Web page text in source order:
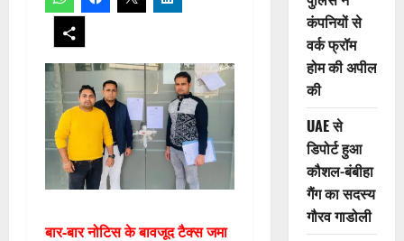
बार-बार नोटिस के बावजूद टैक्स जमा
कंपनियों से
वर्क फ्रॉम
होम की अपील
की
UAE से
डिपोर्ट हुआ
कौशल-बंबीहा
गैंग का सदस्य
गौरव गाडोली